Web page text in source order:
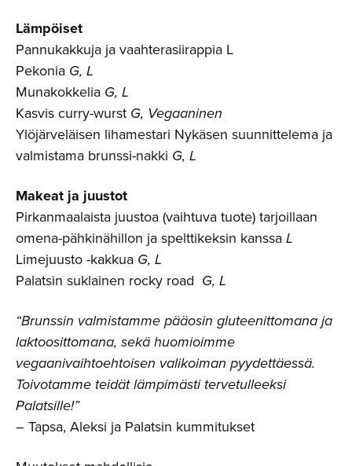
Lämpöiset
Pannukakkuja ja vaahterasiirappia L
Pekonia G, L
Munakokkelia G, L
Kasvis curry-wurst G, Vegaaninen
Ylöjärveläisen lihamestari Nykäsen suunnittelema ja
valmistama brunssi-nakki G, L
Makeat ja juustot
Pirkanmaalaista juustoa (vaihtuva tuote) tarjoillaan
omena-pähkinähillon ja spelttikeksin kanssaL
Limejuusto -kakkua G, L
Palatsin suklainen rocky road G, L
“Brunssin valmistamme pääosin gluteenittomana ja
laktoosittomana, sekä huomioimme
vegaanivaihtoehtoisen valikoiman pyydettäessä.
Toivotamme teidät lämpimästi tervetulleeksi
Palatsille!”
– Tapsa, Aleksi ja Palatsin kummitukset